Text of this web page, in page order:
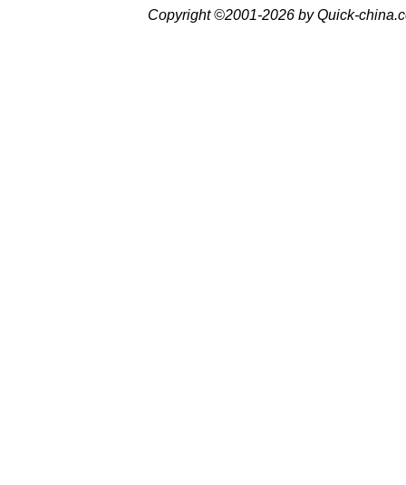
Copyright ©2001-2026 by Quick-